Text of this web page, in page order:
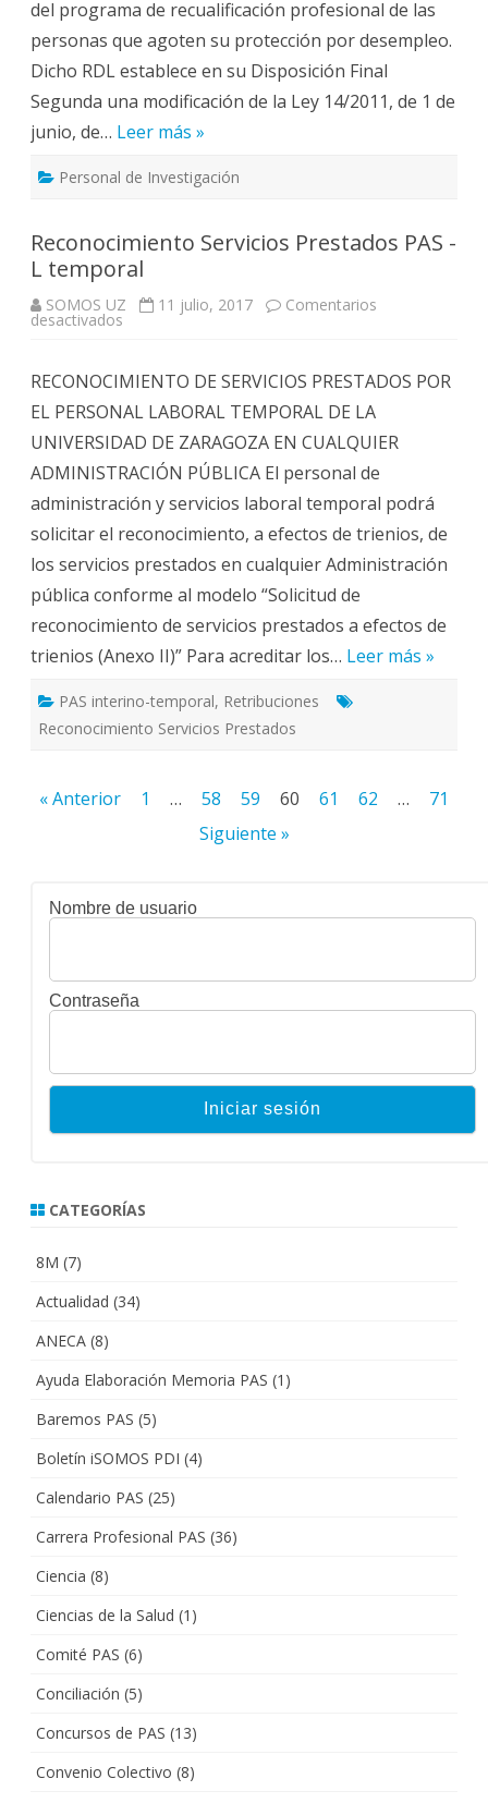
del programa de recualificación profesional de las
personas que agoten su protección por desempleo.
Dicho RDL establece en su Disposición Final
Segunda una modificación de la Ley 14/2011, de 1 de
junio, de… Leer más »
Personal de Investigación
Reconocimiento Servicios Prestados PAS -
L temporal
SOMOS UZ 11 julio, 2017 Comentarios
desactivados
PAS
-
L
temporal
RECONOCIMIENTO DE SERVICIOS PRESTADOS POR
EL PERSONAL LABORAL TEMPORAL DE LA
UNIVERSIDAD DE ZARAGOZA EN CUALQUIER
ADMINISTRACIÓN PÚBLICA El personal de
administración y servicios laboral temporal podrá
solicitar el reconocimiento, a efectos de trienios, de
los servicios prestados en cualquier Administración
pública conforme al modelo “Solicitud de
reconocimiento de servicios prestados a efectos de
trienios (Anexo II)” Para acreditar los… Leer más »
PAS interino-temporal, Retribuciones
Reconocimiento Servicios Prestados
Paginación
« Anterior 1 … 58 59 60 61 62 …
71
Siguiente »
Nombre de usuario
Contraseña
CATEGORÍAS
8M (7)
Actualidad (34)
ANECA (8)
Ayuda Elaboración Memoria PAS (1)
Baremos PAS (5)
Boletín iSOMOS PDI (4)
Calendario PAS (25)
Carrera Profesional PAS (36)
Ciencia (8)
Ciencias de la Salud (1)
Comité PAS (6)
Conciliación (5)
Concursos de PAS (13)
Convenio Colectivo (8)